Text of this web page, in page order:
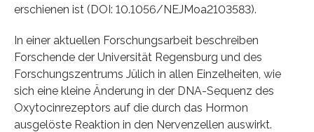
erschienen ist (DOI: 10.1056/NEJMoa2103583).
In einer aktuellen Forschungsarbeit beschreiben
Forschende der Universität Regensburg und des
Forschungszentrums Jülich in allen Einzelheiten, wie
sich eine kleine Änderung in der DNA-Sequenz des
Oxytocinrezeptors auf die durch das Hormon
ausgelöste Reaktion in den Nervenzellen auswirkt.